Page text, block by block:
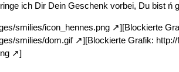
ich Dir Dein Geschenk vorbei, Du bist ń
smilies/icon_hennes.png
][Blockierte
smilies/dom.gif ][Blockierte Grafik:
]